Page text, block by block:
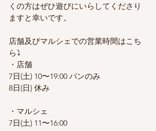
くの方はぜひ遊びにいらしてくださり
ますと幸いです。
店舗及びマルシェでの営業時間はこち
ら⤵︎
・店舗
7日(土) 10〜19:00 パンのみ
8日(日) 休み
・マルシェ
7日(土) 11〜16:00